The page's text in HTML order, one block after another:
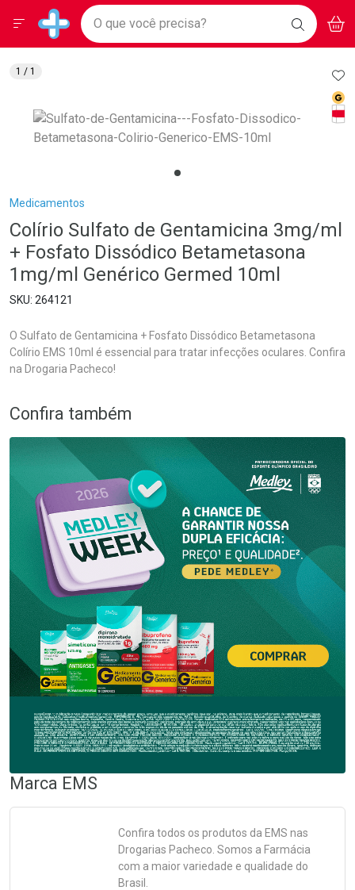
Drogarias Pacheco
Baixe nosso APP e aproveite Ofertas Exclusivas!
BAIXE
O APP
Ir direto para a home
pela página
Ir direto para o conteúdo
Ir direto para a busca
Ir direto para a conta
Ir direto para a notificações
Ir direto para o carrinho
Ir direto para o menu
Faça a sua busca
O que você precisa? BUSCAR
Menu
Breadcrumb
Medicamentos
Colírio Sulfato de Gentamicina 3mg/ml
+ Fosfato Dissódico Betametasona
1mg/ml Genérico Germed 10ml
264121
O Sulfato de Gentamicina + Fosfato Dissódico Betametasona
Colírio EMS 10ml é essencial para tratar infecções oculares. Confira
na Drogaria Pacheco!
1 / 1
Confira também
Marca EMS
Confira todos os produtos da EMS nas
Drogarias Pacheco. Somos a Farmácia
com a maior variedade e qualidade do
Brasil.